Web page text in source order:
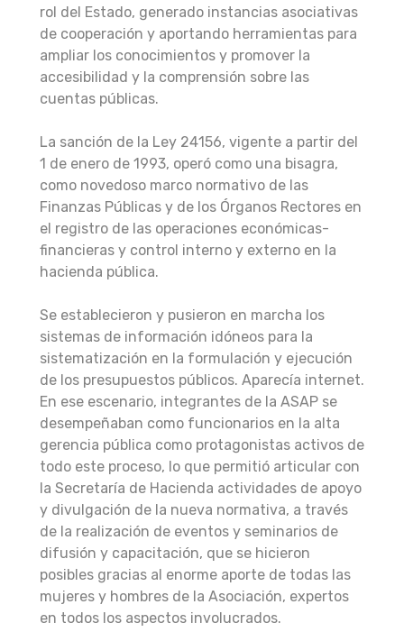
rol del Estado, generado instancias asociativas
de cooperación y aportando herramientas para
ampliar los conocimientos y promover la
accesibilidad y la comprensión sobre las
cuentas públicas.
La sanción de la Ley 24156, vigente a partir del
1 de enero de 1993, operó como una bisagra,
como novedoso marco normativo de las
Finanzas Públicas y de los Órganos Rectores en
el registro de las operaciones económicas-
financieras y control interno y externo en la
hacienda pública.
Se establecieron y pusieron en marcha los
sistemas de información idóneos para la
sistematización en la formulación y ejecución
de los presupuestos públicos. Aparecía internet.
En ese escenario, integrantes de la ASAP se
desempeñaban como funcionarios en la alta
gerencia pública como protagonistas activos de
todo este proceso, lo que permitió articular con
la Secretaría de Hacienda actividades de apoyo
y divulgación de la nueva normativa, a través
de la realización de eventos y seminarios de
difusión y capacitación, que se hicieron
posibles gracias al enorme aporte de todas las
mujeres y hombres de la Asociación, expertos
en todos los aspectos involucrados.